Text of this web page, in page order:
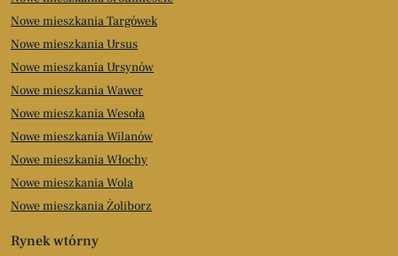
Nowe mieszkania Targówek
Nowe mieszkania Ursus
Nowe mieszkania Ursynów
Nowe mieszkania Wawer
Nowe mieszkania Wesoła
Nowe mieszkania Wilanów
Nowe mieszkania Włochy
Nowe mieszkania Wola
Nowe mieszkania Żoliborz
Rynek wtórny